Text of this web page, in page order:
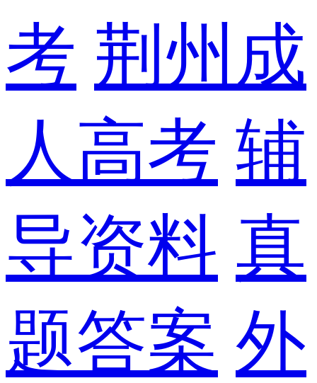
考 荆州成
人高考 辅
导资料 真
题答案 外